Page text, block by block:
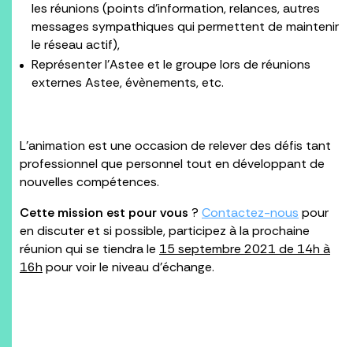
les réunions (points d’information, relances, autres
messages sympathiques qui permettent de maintenir
le réseau actif),
Représenter l’Astee et le groupe lors de réunions
externes Astee, évènements, etc.
L’animation est une occasion de relever des défis tant
professionnel que personnel tout en développant de
nouvelles compétences.
Cette mission est pour vous ? Contactez-nous pour
en discuter et si possible, participez à la prochaine
réunion qui se tiendra le 15 septembre 2021 de 14h à
16h pour voir le niveau d’échange.